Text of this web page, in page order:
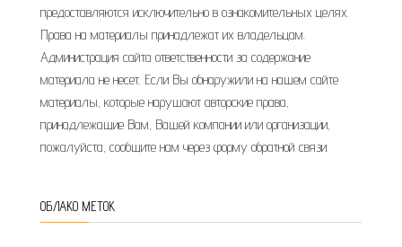
предоставляются исключительно в ознакомительных целях.
Права на материалы принадлежат их владельцам.
Администрация сайта ответственности за содержание
материала не несет. Если Вы обнаружили на нашем сайте
материалы, которые нарушают авторские права,
принадлежащие Вам, Вашей компании или организации,
пожалуйста, сообщите нам через форму обратной связи.
ОБЛАКО МЕТОК